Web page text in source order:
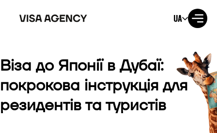
UA
Віза до США
Віза до Великобританії
Віза до Японії в Дубаї:
покрокова інструкція для
резидентів та туристів